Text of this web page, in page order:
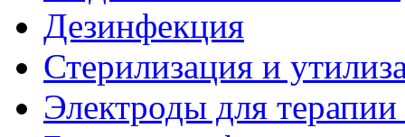
Дезинфекция
Стерилизация и
Электроды для